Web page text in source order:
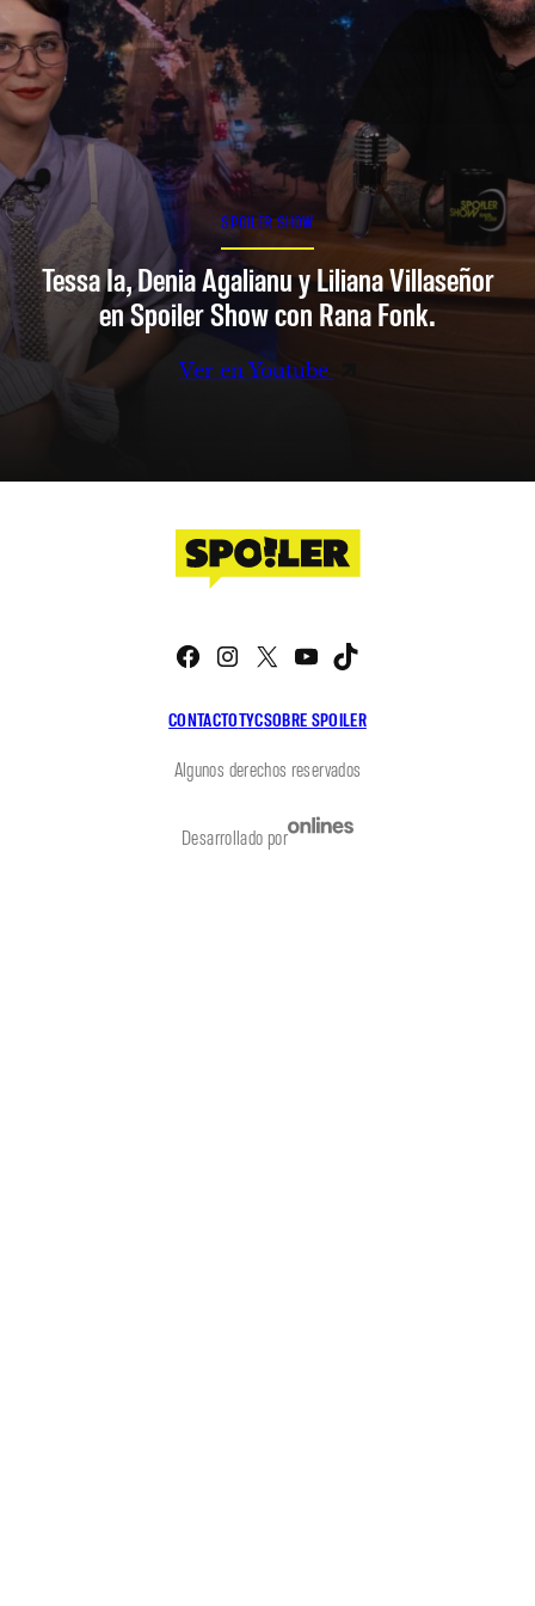
SPOILER SHOW
Tessa Ia, Denia Agalianu y Liliana Villaseñor
en Spoiler Show con Rana Fonk.
Ver en Youtube
CONTACTOTYCSOBRE SPOILER
Facebook
Instagram
X YouTube
Algunos derechos reservados
Desarrollado por